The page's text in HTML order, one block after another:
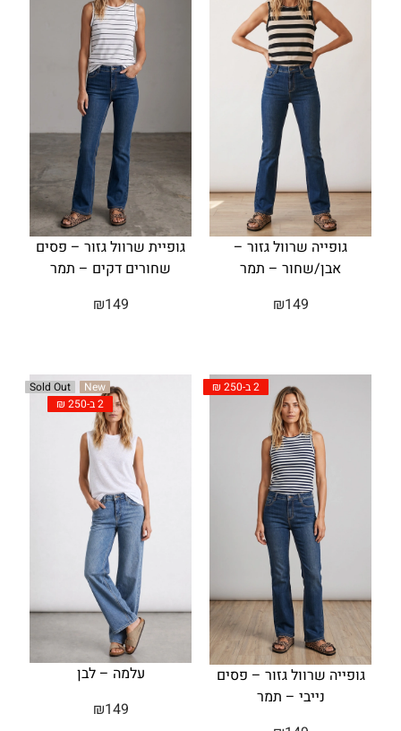
גופייה שרוול גזור –
אבן/שחור – תמר
₪149
גופיית שרוול גזור – פסים
שחורים דקים – תמר
₪149
2 ב-250 ₪
גופייה שרוול גזור – פסים
נייבי – תמר
New
Sold Out
2 ב-250 ₪
עלמה – לבן
₪149